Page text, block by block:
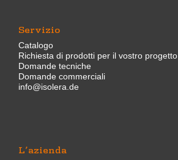
Servizio
Catalogo
Richiesta di prodotti per il vostro progetto
Domande tecniche
Domande commerciali
info@isolera.de
L’azienda